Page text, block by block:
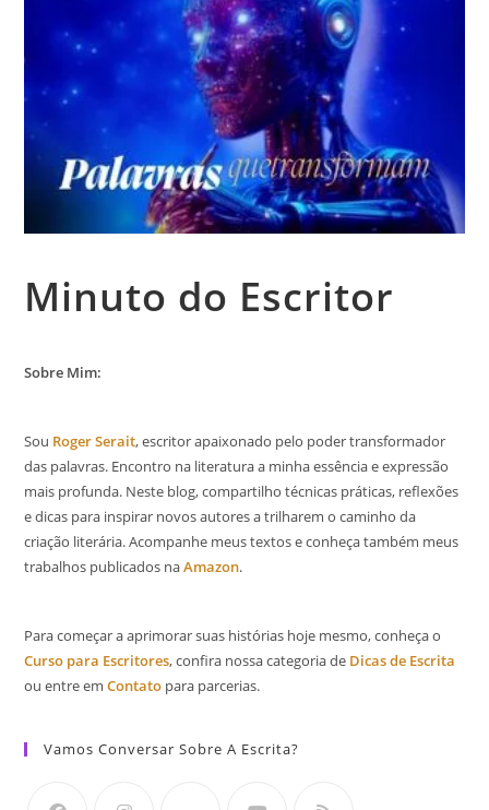
Minuto do Escritor
Sobre Mim:
Sou Roger Serait, escritor apaixonado pelo poder transformador
das palavras. Encontro na literatura a minha essência e expressão
mais profunda. Neste blog, compartilho técnicas práticas, reflexões
e dicas para inspirar novos autores a trilharem o caminho da
criação literária. Acompanhe meus textos e conheça também meus
trabalhos publicados naAmazon.
Para começar a aprimorar suas histórias hoje mesmo, conheça o
Curso para Escritores, confira nossa categoria de Dicas de Escrita
ou entre emContato para parcerias.
Vamos Conversar Sobre A Escrita?